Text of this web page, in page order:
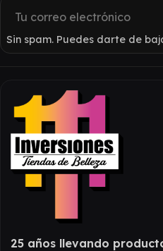
Sin spam. Puedes darte de
25 años llevando